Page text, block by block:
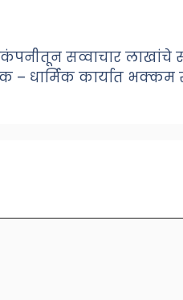
सव्वाचार लाखांचे
– धार्मिक कार्यात भक्कम